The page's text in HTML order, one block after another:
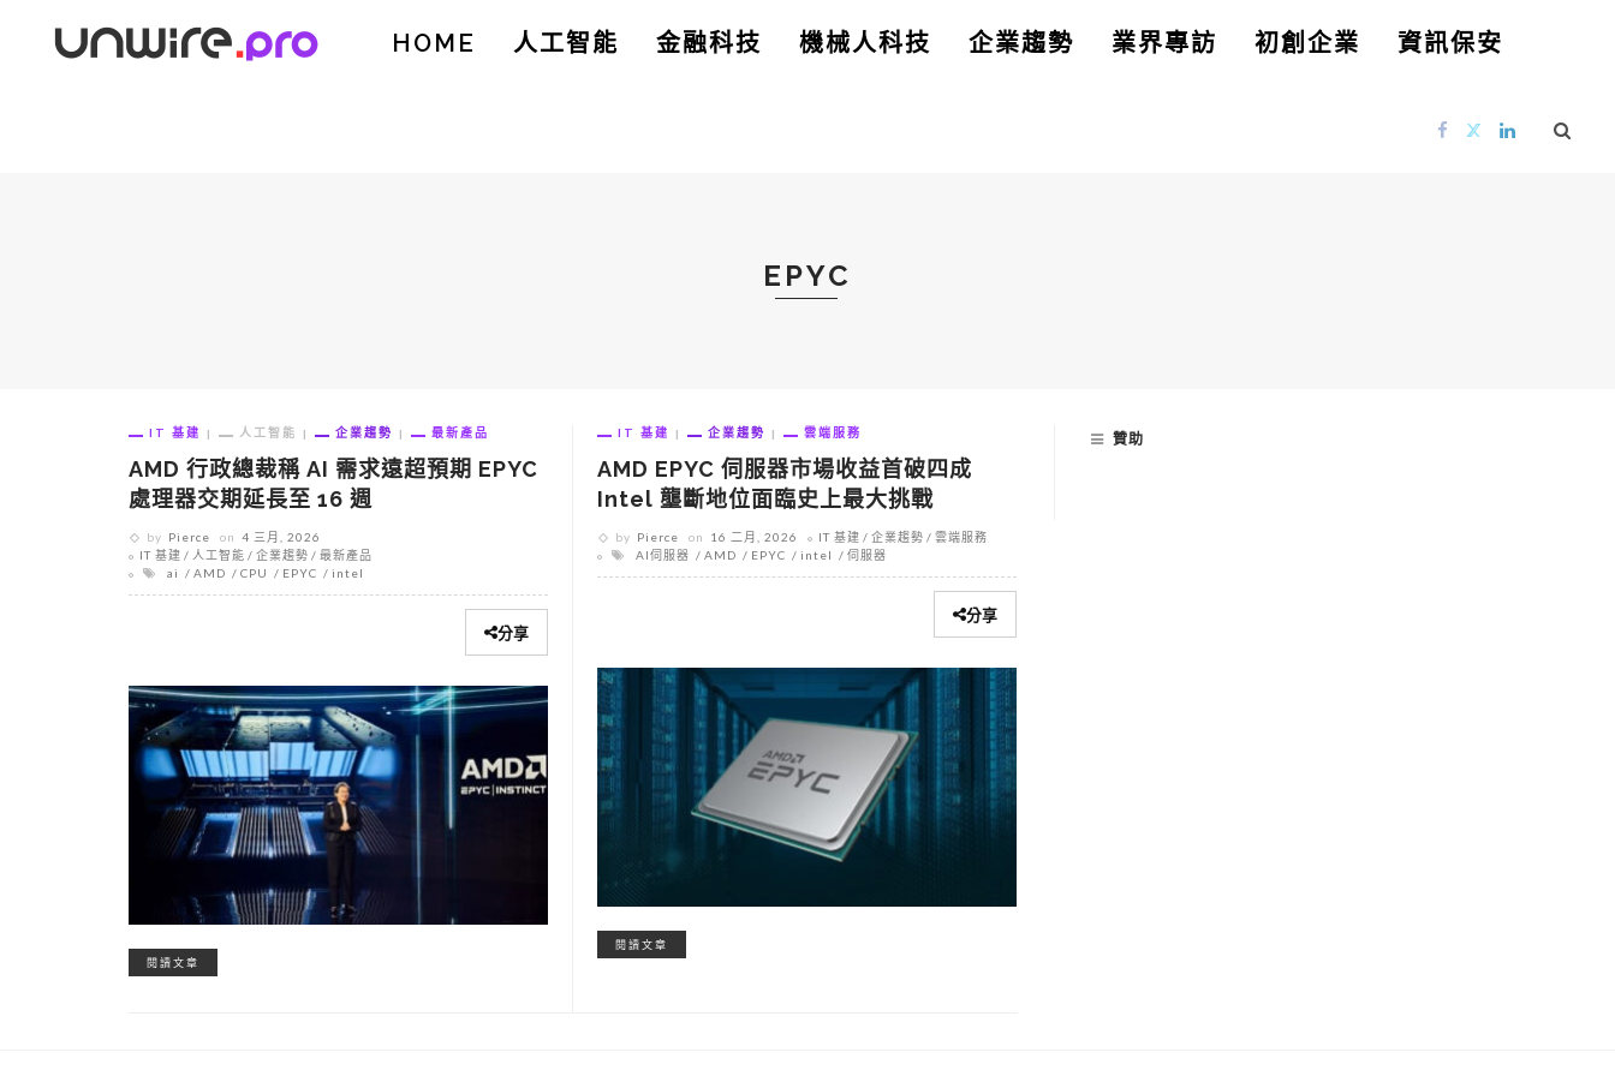
HOME 人工智能 金融科技 機械人科技 企業趨勢 業界專訪 初創企業 資訊保安
EPYC
IT 基建 人工智能 企業趨勢 最新產品
AMD 行政總裁稱 AI 需求遠超預期 EPYC
處理器交期延長至 16 週
by Pierce on 4 三月, 2026
IT 基建
人工智能 企業趨勢
最新產品
ai
AMD CPU EPYC intel
分享
閱讀文章
IT 基建 企業趨勢 雲端服務
AMD EPYC 伺服器市場收益首破四成
Intel 壟斷地位面臨史上最大挑戰
by Pierce on 16 二月, 2026 IT 基建 企業趨勢
雲端服務
AI伺服器
AMD EPYC intel 伺服器
分享
閱讀文章
贊助